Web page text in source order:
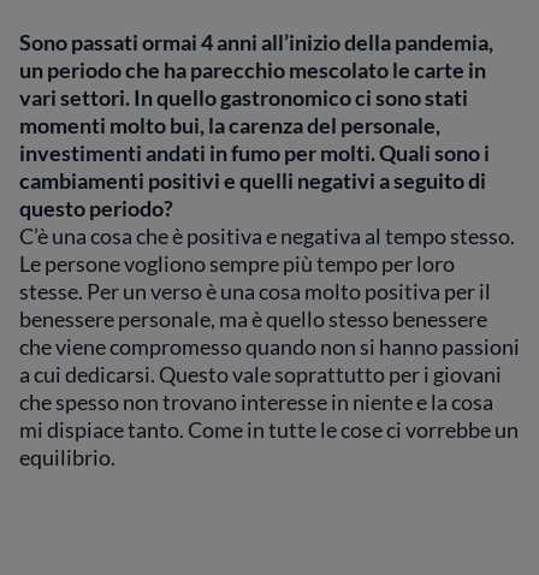
Sono passati ormai 4 anni all’inizio della pandemia,
un periodo che ha parecchio mescolato le carte in
vari settori. In quello gastronomico ci sono stati
momenti molto bui, la carenza del personale,
investimenti andati in fumo per molti. Quali sono i
cambiamenti positivi e quelli negativi a seguito di
questo periodo?
C’è una cosa che è positiva e negativa al tempo stesso.
Le persone vogliono sempre più tempo per loro
stesse. Per un verso è una cosa molto positiva per il
benessere personale, ma è quello stesso benessere
che viene compromesso quando non si hanno passioni
a cui dedicarsi. Questo vale soprattutto per i giovani
che spesso non trovano interesse in niente e la cosa
mi dispiace tanto. Come in tutte le cose ci vorrebbe un
equilibrio.